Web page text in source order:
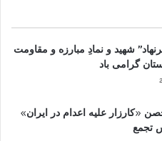
شهید و نمادِ مبارزه و مقاومت
گرامی باد
«کارزار علیه اعدام در ایران»
تجمع